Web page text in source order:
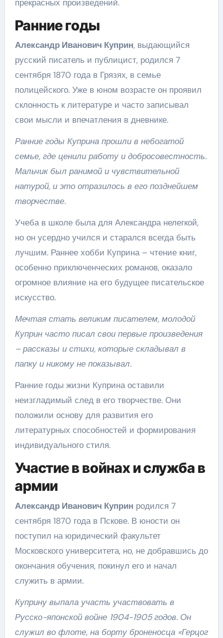
прекрасных произведений.
Ранние годы
Александр Иванович Куприн, выдающийся
русский писатель и публицист, родился 7
сентября 1870 года в Грязях, в семье
полицейского. Уже в юном возрасте он проявил
склонность к литературе и часто записывал
свои мысли и впечатления в дневнике.
Ранние годы Куприна прошли в небогатой
семье, где ценили работу и добросовестность.
Мальчик был ранимой и чувствительной
натурой, и это отразилось в его позднейшем
творчестве.
Учеба в школе была для Александра нелегкой,
но он усердно учился и старался всегда быть
лучшим. Раннее хобби Куприна – чтение книг,
особенно приключенческих романов, оказало
огромное влияние на его будущее писательское
искусство.
Мечтая стать великим писателем, молодой
Куприн часто писал свои первые произведения
– рассказы и стихи, которые складывал в
папку и никому не показывал.
Ранние годы жизни Куприна оставили
неизгладимый след в его творчестве. Они
положили основу для развития его
литературных способностей и формирования
индивидуального стиля.
Участие в войнах и служба в
армии
Александр Иванович Куприн родился 7
сентября 1870 года в Пскове. В юности он
поступил на юридический факультет
Московского университета, но, не добравшись до
окончания обучения, покинул его и начал
служить в армии.
Куприну выпала участь участвовать в
Русско-японской войне 1904-1905 годов. Он
служил во флоте, на борту броненосца «Герцог